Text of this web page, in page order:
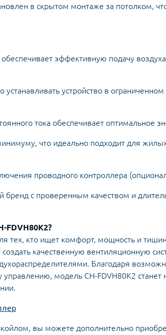
в скрытом монтаже за потолком,
эффективную подачу
устройство в ограниченном
тока обеспечивает оптимальное
что идеально подходит для
проводного контроллера
бренд с проверенным качеством и
FDVH80K2?
тех, кто ищет комфорт, мощность и
качественную вентиляционную
Благодаря
модель CH-FDVH80K2 станет
вы можете дополнительно